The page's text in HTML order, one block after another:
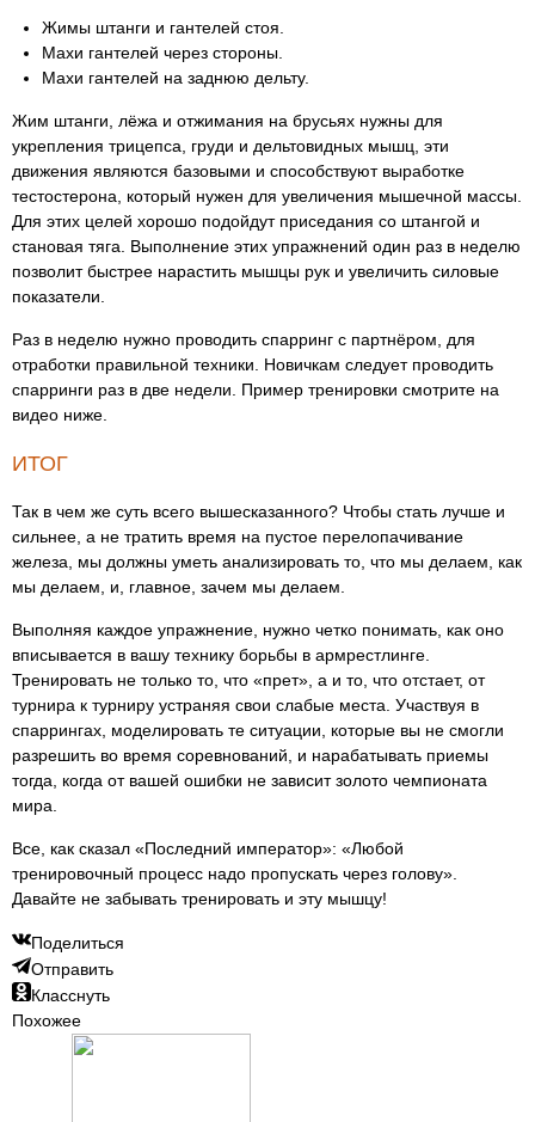
Жимы штанги и гантелей стоя.
Махи гантелей через стороны.
Махи гантелей на заднюю дельту.
Жим штанги, лёжа и отжимания на брусьях нужны для
укрепления трицепса, груди и дельтовидных мышц, эти
движения являются базовыми и способствуют выработке
тестостерона, который нужен для увеличения мышечной массы.
Для этих целей хорошо подойдут приседания со штангой и
становая тяга. Выполнение этих упражнений один раз в неделю
позволит быстрее нарастить мышцы рук и увеличить силовые
показатели.
Раз в неделю нужно проводить спарринг с партнёром, для
отработки правильной техники. Новичкам следует проводить
спарринги раз в две недели. Пример тренировки смотрите на
видео ниже.
ИТОГ
Так в чем же суть всего вышесказанного? Чтобы стать лучше и
сильнее, а не тратить время на пустое перелопачивание
железа, мы должны уметь анализировать то, что мы делаем, как
мы делаем, и, главное, зачем мы делаем.
Выполняя каждое упражнение, нужно четко понимать, как оно
вписывается в вашу технику борьбы в армрестлинге.
Тренировать не только то, что «прет», а и то, что отстает, от
турнира к турниру устраняя свои слабые места. Участвуя в
спаррингах, моделировать те ситуации, которые вы не смогли
разрешить во время соревнований, и нарабатывать приемы
тогда, когда от вашей ошибки не зависит золото чемпионата
мира.
Все, как сказал «Последний император»: «Любой
тренировочный процесс надо пропускать через голову».
Давайте не забывать тренировать и эту мышцу!
Поделиться
Отправить
Класснуть
Похожее